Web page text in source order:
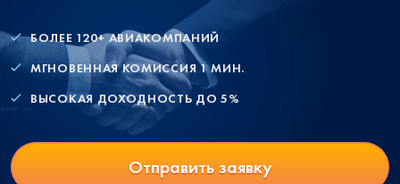
БОЛЕЕ 120+ АВИАКОМПАНИЙ
МГНОВЕННАЯ КОМИССИЯ 1 МИН.
ВЫСОКАЯ ДОХОДНОСТЬ ДО 5%
Отправить заявку